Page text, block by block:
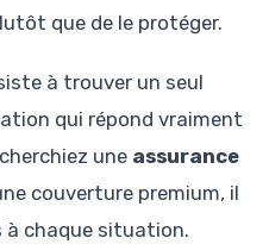
que de le protéger.
à trouver un seul
qui répond vraiment
une assurance
couverture premium, il
à chaque situation.